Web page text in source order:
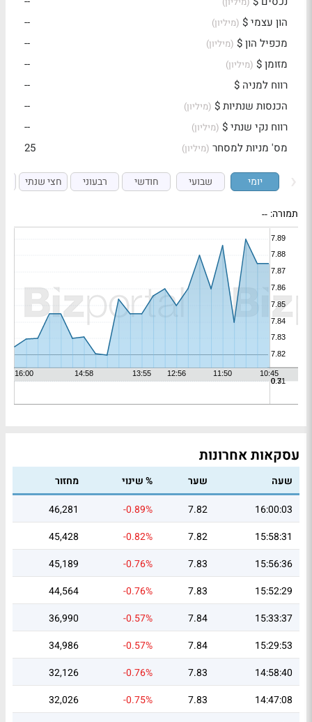
הון עצמי $ (מיליון)
--
מכפיל הון $ (מיליון)
--
מזומן $ (מיליון)
--
רווח למניה $
--
הכנסות שנתיות $ (מיליון)
--
רווח נקי שנתי $ (מיליון)
--
מס' מניות למסחר (מיליון) 25
יומי שבועי חודשי רבעוני חצי שנתי
תמורה: --
עסקאות אחרונות
שעה שער % שינוי
מחזור
16:00:03
7.82
-0.89%
46,281
15:58:31
7.82
-0.82%
45,428
15:56:36
7.83
-0.76%
45,189
15:52:29
7.83
-0.76%
44,564
15:33:37
7.84
-0.57%
36,990
15:29:53
7.84
-0.57%
34,986
14:58:40
7.83
-0.76%
32,126
14:47:08
7.83
-0.75%
32,026